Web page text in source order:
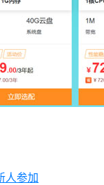
人参加